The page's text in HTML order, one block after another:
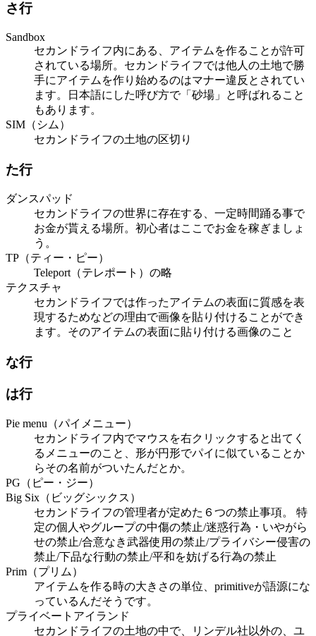
さ行
Sandbox
セカンドライフ内にある、アイテムを作ることが許可
されている場所。セカンドライフでは他人の土地で勝
手にアイテムを作り始めるのはマナー違反とされてい
ます。日本語にした呼び方で「砂場」と呼ばれること
もあります。
SIM（シム）
セカンドライフの土地の区切り
た行
ダンスパッド
セカンドライフの世界に存在する、一定時間踊る事で
お金が貰える場所。初心者はここでお金を稼ぎましょ
う。
TP（ティー・ピー）
Teleport（テレポート）の略
テクスチャ
セカンドライフでは作ったアイテムの表面に質感を表
現するためなどの理由で画像を貼り付けることができ
ます。そのアイテムの表面に貼り付ける画像のこと
な行
は行
Pie menu（パイメニュー）
セカンドライフ内でマウスを右クリックすると出てく
るメニューのこと、形が円形でパイに似ていることか
らその名前がついたんだとか。
PG（ピー・ジー）
Big Six（ビッグシックス）
セカンドライフの管理者が定めた６つの禁止事項。 特
定の個人やグループの中傷の禁止/迷惑行為・いやがら
せの禁止/合意なき武器使用の禁止/プライバシー侵害の
禁止/下品な行動の禁止/平和を妨げる行為の禁止
Prim（プリム）
アイテムを作る時の大きさの単位、primitiveが語源にな
っているんだそうです。
プライベートアイランド
セカンドライフの土地の中で、リンデル社以外の、ユ